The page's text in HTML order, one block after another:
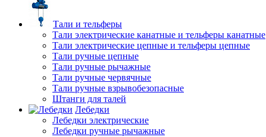
Тали и тельферы
Тали электрические канатные и тельферы канатные
Тали электрические цепные и тельферы цепные
Тали ручные цепные
Тали ручные рычажные
Тали ручные червячные
Тали ручные взрывобезопасные
Штанги для талей
Лебедки
Лебедки электрические
Лебедки ручные рычажные